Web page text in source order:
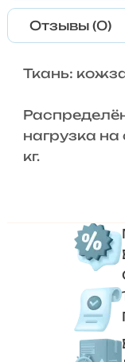
Отзывы (0)
Ткань:
нагрузка на
кг.